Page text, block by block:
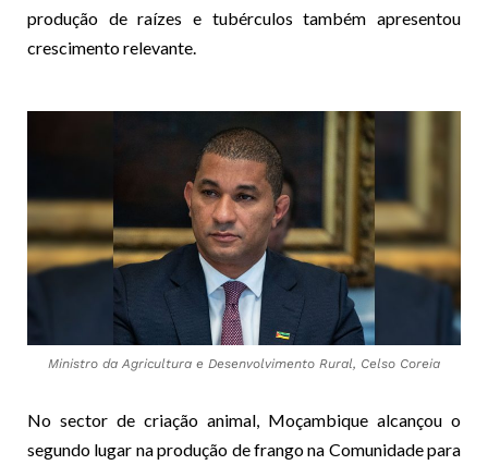
produção de raízes e tubérculos também apresentou
crescimento relevante.
Ministro da Agricultura e Desenvolvimento Rural, Celso Coreia
No sector de criação animal, Moçambique alcançou o
segundo lugar na produção de frango na Comunidade para